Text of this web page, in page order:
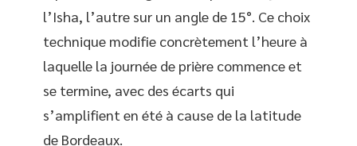
l’Isha, l’autre sur un angle de 15°. Ce choix
technique modifie concrètement l’heure à
laquelle la journée de prière commence et
se termine, avec des écarts qui
s’amplifient en été à cause de la latitude
de Bordeaux.